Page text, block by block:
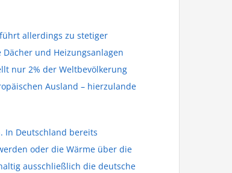
allerdings zu stetiger
und Heizungsanlagen
nur 2% der Weltbevölkerung
Ausland – hierzulande
In Deutschland bereits
oder die Wärme über die
ausschließlich die deutsche